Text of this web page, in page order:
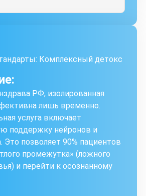
Комплексный детокс
РФ, изолированная
лишь временно.
услуга включает
поддержку нейронов и
Это позволяет 90% пациентов
промежутка» (ложного
и перейти к осознанному